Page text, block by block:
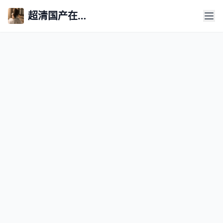
超清国产在线永久